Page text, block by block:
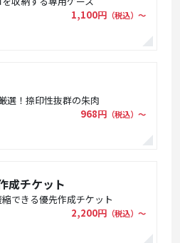
1,100円 （税込）〜
選！捺印性抜群の朱肉
968円 （税込）〜
成チケット
できる優先作成チケット
2,200円 （税込）〜